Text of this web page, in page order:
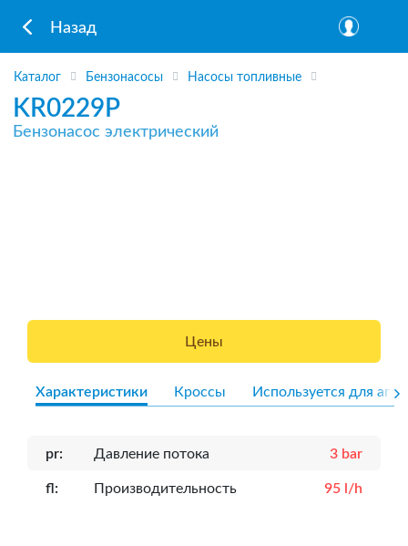
Назад
Каталог Бензонасосы Насосы топливные
KR0229P
Бензонасос электрический
Цены
Характеристики Кроссы Используется для
pr: Давление потока 3 bar
fl: Производительность 95 l/h